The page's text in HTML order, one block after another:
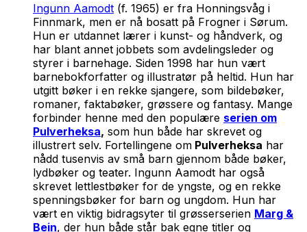
Ingunn Aamodt (f. 1965) er fra Honningsvåg i
Finnmark, men er nå bosatt på Frogner i Sørum.
Hun er utdannet lærer i kunst- og håndverk, og
har blant annet jobbets som avdelingsleder og
styrer i barnehage. Siden 1998 har hun vært
barnebokforfatter og illustratør på heltid. Hun har
utgitt bøker i en rekke sjangere, som bildebøker,
romaner, faktabøker, grøssere og fantasy. Mange
forbinder henne med den populære serien om
Pulverheksa, som hun både har skrevet og
illustrert selv. Fortellingene om Pulverheksa har
nådd tusenvis av små barn gjennom både bøker,
lydbøker og teater. Ingunn Aamodt har også
skrevet lettlestbøker for de yngste, og en rekke
spenningsbøker for barn og ungdom. Hun har
vært en viktig bidragsyter til grøsserserien Marg &
Bein, der hun både står bak egne titler og